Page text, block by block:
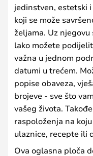
jedinstven, estetski
koji se može
željama. Uz
lako možete
važna u jednom
datumi u trećem.
popise obaveza,
brojeve - sve što
vašeg života.
raspoloženja na
ulaznice, recepte ili
Ova oglasna ploča